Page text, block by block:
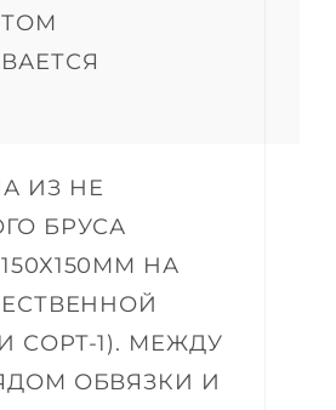
ИЗ НЕ
БРУСА
НА
СОРТ-1). МЕЖДУ
ОБВЯЗКИ И